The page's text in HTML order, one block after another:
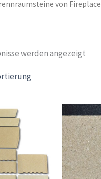
von Fireplace
werden angezeigt